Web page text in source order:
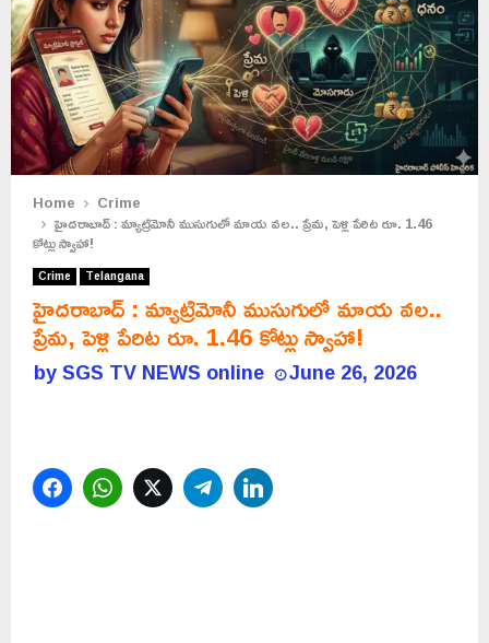
Home Crime
హైదరాబాద్ : మ్యాట్రిమోనీ ముసుగులో మాయ వల.. ప్రేమ, పెళ్లి పేరిట రూ. 1.46
కోట్లు స్వాహా!
Crime Telangana
హైదరాబాద్ : మ్యాట్రిమోనీ ముసుగులో మాయ వల..
ప్రేమ, పెళ్లి పేరిట రూ. 1.46 కోట్లు స్వాహా!
bySGS TV NEWS online June 26, 2026
FacebookWhatsAppTwitterTelegram